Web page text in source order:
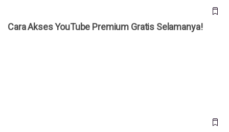
Cara Akses YouTube Premium Gratis Selamanya!